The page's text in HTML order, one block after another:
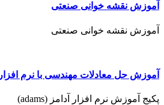
آموزش نقشه خوانی صنعتی
آموزش نقشه خوانی صنعتی
آموزش حل معادلات مهندسی با نرم افزار EES
پکیج آموزش نرم افزار آدامز (adams)